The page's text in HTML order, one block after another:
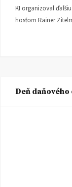
KI organizoval
hosťom Rainer
Deň